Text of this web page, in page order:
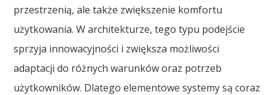
przestrzenią, ale także zwiększenie komfortu
użytkowania. W architekturze, tego typu podejście
sprzyja innowacyjności i zwiększa możliwości
adaptacji do różnych warunków oraz potrzeb
użytkowników. Dlatego elementowe systemy są coraz